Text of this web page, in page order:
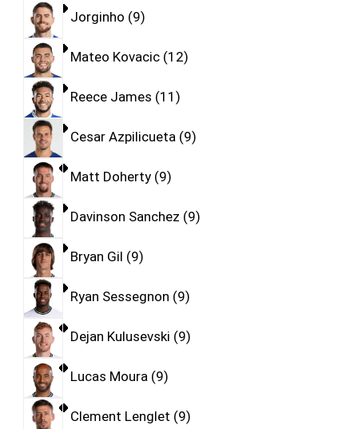
Jorginho 9
Mateo Kovacic 12
Reece James 11
Cesar Azpilicueta 9
Matt Doherty 9
Davinson Sanchez 9
Bryan Gil 9
Ryan Sessegnon 9
Dejan Kulusevski 9
Lucas Moura 9
Clement Lenglet 9